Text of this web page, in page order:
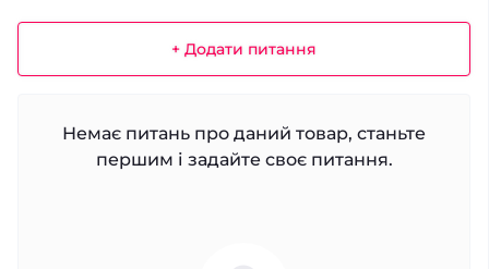
+ Додати питання
Немає питань про даний товар, станьте
першим і задайте своє питання.